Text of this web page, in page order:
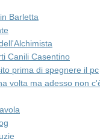
Barletta
Canili Casentino
prima di spegnere il pc
volta ma adesso non